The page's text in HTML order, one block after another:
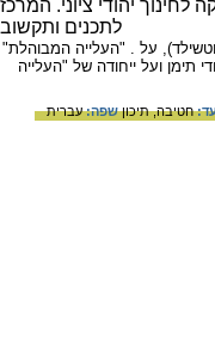
על . "העלייה המבוהלת"
תימן ועל ייחודה של "העלייה
חטיבה,תיכוןשפה:עברית